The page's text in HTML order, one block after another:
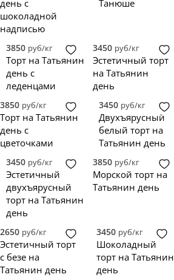
день с
шоколадной
надписью
Танюше
3850 руб/кг
Торт на Татьянин
день с
леденцами
3450 руб/кг
Эстетичный торт
на Татьянин
день
3850 руб/кг
Торт на Татьянин
день с
цветочками
3450 руб/кг
Двухъярусный
белый торт на
Татьянин день
3450 руб/кг
Эстетичный
двухъярусный
торт на Татьянин
день
3850 руб/кг
Морской торт на
Татьянин день
2650 руб/кг
Эстетичный торт
с безе на
Татьянин день
3450 руб/кг
Шоколадный
торт на Татьянин
день